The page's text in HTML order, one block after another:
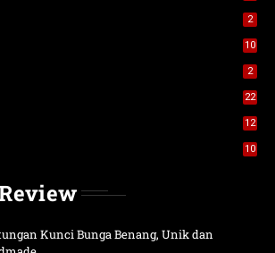
2
10
2
22
12
10
Kunci Bunga Benang, Unik dan